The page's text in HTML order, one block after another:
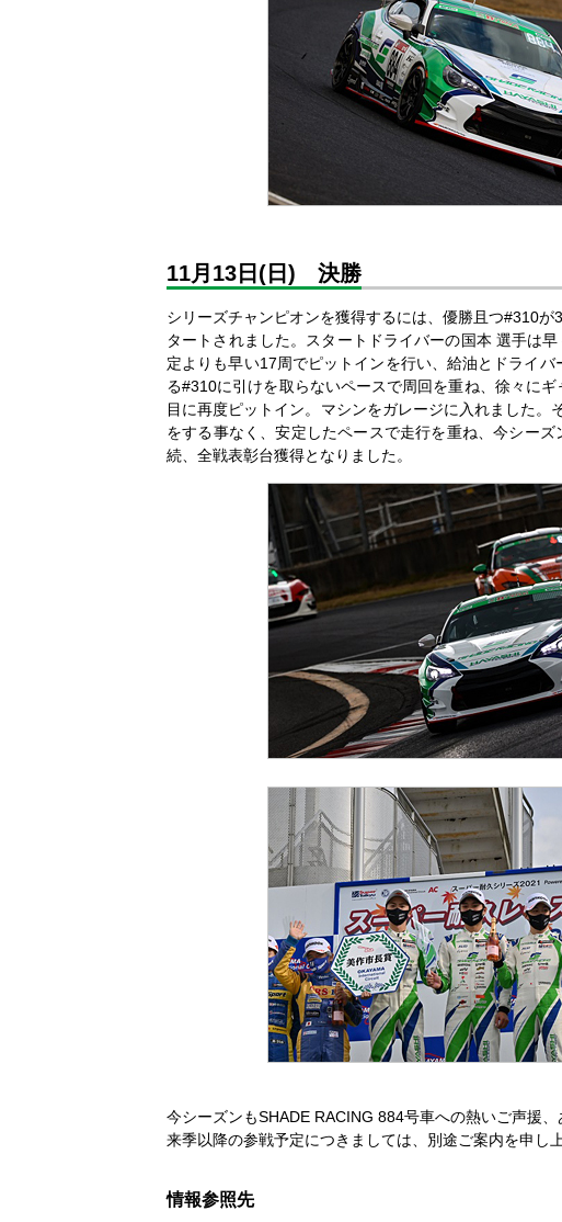
11月13日(日) 決勝
シリーズチャンピオンを獲得するには、優勝且つ#310
タートされました。スタートドライバーの国本 選手は
定よりも早い17周でピットインを行い、給油とドライ
る#310に引けを取らないペースで周回を重ね、徐々に
目に再度ピットイン。マシンをガレージに入れました
をする事なく、安定したペースで走行を重ね、今シー
続、全戦表彰台獲得となりました。
今シーズンもSHADE RACING 884号車への熱いご声援、
来季以降の参戦予定につきましては、別途ご案内を申し上
情報参照先